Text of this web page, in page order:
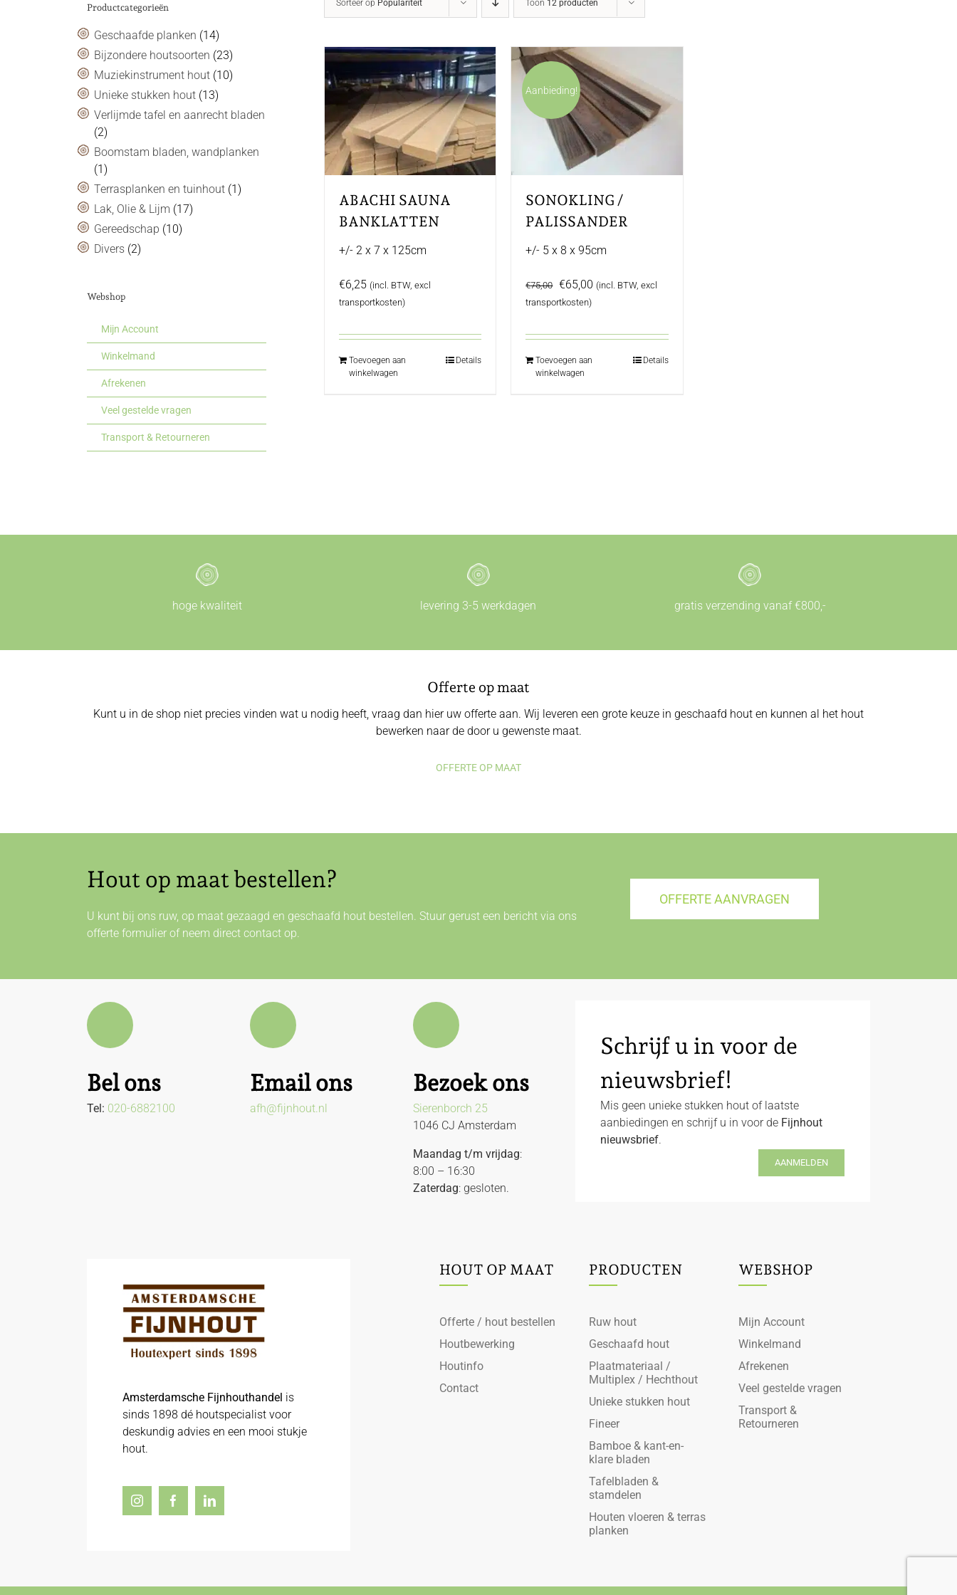
Sorteer op Populariteit Toon 12 producten
ABACHI SAUNA
BANKLATTEN
+/- 2 x 7 x 125cm
€6,25 (incl. BTW, excl
transportkosten)
Toevoegen aan
winkelwagen
Details
Aanbieding!
SONOKLING /
PALISSANDER
+/- 5 x 8 x 95cm
€75,00 Oorspronkelijke
prijs
€75,00.
€65,00 Huidige
€65,00.
(incl. BTW, excl
transportkosten)
Toevoegen aan
winkelwagen
Details
Productcategorieën
Geschaafde planken (14)
Bijzondere houtsoorten (23)
Muziekinstrument hout (10)
Unieke stukken hout (13)
Verlijmde tafel en aanrecht bladen
(2)
Boomstam bladen, wandplanken
(1)
Terrasplanken en tuinhout (1)
Lak, Olie & Lijm (17)
Gereedschap (10)
Divers (2)
Webshop
Mijn Account
Winkelmand
Afrekenen
Veel gestelde vragen
Transport & Retourneren
hoge kwaliteit levering 3-5 werkdagen gratis verzending vanaf €800,-
Offerte op maat
Kunt u in de shop niet precies vinden wat u nodig heeft, vraag dan hier uw offerte aan. Wij leveren een grote keuze in geschaafd hout en kunnen al het hout
bewerken naar de door u gewenste maat.
OFFERTE OP MAAT
Hout op maat bestellen?
U kunt bij ons ruw, op maat gezaagd en geschaafd hout bestellen. Stuur gerust een bericht via ons
offerte formulier of neem direct contactop.
OFFERTE AANVRAGEN
Bel ons
Tel: 020-6882100
Email ons
afh@fijnhout.nl
Bezoek ons
Sierenborch 25
1046 CJ Amsterdam
Maandag t/m vrijdag:
8:00 – 16:30
Zaterdag: gesloten.
Schrijf u in voor de
nieuwsbrief!
Mis geen unieke stukken hout of laatste
aanbiedingen en schrijf u in voor de Fijnhout
nieuwsbrief.
AANMELDEN
Amsterdamsche Fijnhouthandel is
sinds 1898 dé houtspecialist voor
deskundig advies en een mooi stukje
hout.
HOUT OP MAAT
Offerte / hout bestellen
Houtbewerking
Houtinfo
Contact
PRODUCTEN
Ruw hout
Geschaafd hout
Plaatmateriaal /
Multiplex / Hechthout
Unieke stukken hout
Fineer
Bamboe & kant-en-
klare bladen
Tafelbladen &
stamdelen
Houten vloeren & terras
planken
WEBSHOP
Mijn Account
Winkelmand
Afrekenen
Veel gestelde vragen
Transport &
Retourneren